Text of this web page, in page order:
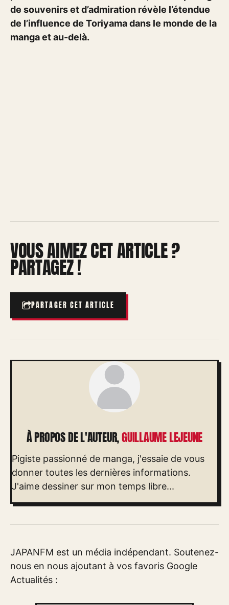
de souvenirs et d’admiration révèle l’étendue
de l’influence de Toriyama dans le monde de la
manga et au-delà.
VOUS AIMEZ CET ARTICLE ?
PARTAGEZ !
PARTAGER CET ARTICLE
À PROPOS DE L'AUTEUR,GUILLAUME LEJEUNE
Pigiste passionné de manga, j'essaie de vous
donner toutes les dernières informations.
J'aime dessiner sur mon temps libre...
JAPANFM est un média indépendant. Soutenez-
nous en nous ajoutant à vos favoris Google
Actualités :